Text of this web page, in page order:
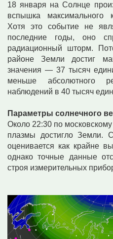
18 января на Солнце
вспышка максимального
Хотя это событие не
последние годы, оно
радиационный шторм.
районе Земли достиг
значения — 37 тысяч
меньше абсолютного
наблюдений в 40 тысяч
Параметры солнечного
Около 22:30 по
плазмы достигло Земли.
оценивается как крайне
однако точные данные
строя измерительных